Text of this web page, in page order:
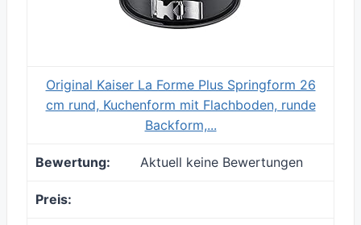
Original Kaiser La Forme Plus Springform 26
cm rund, Kuchenform mit Flachboden, runde
Backform,...
Aktuell keine Bewertungen